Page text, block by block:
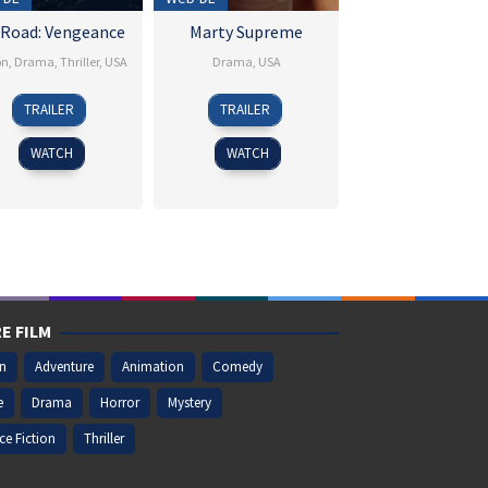
Vengeance
, Drama, Thriller, USA
27
Jun
2025
Jonathan
Hensleigh
TRAILER
WATCH
Marty Supreme
Drama, USA
19
Dec
2025
Josh
Safdie
TRAILER
WATCH
FILM
Adventure Animation
Comedy
Drama Horror
Mystery
Fiction
Thriller